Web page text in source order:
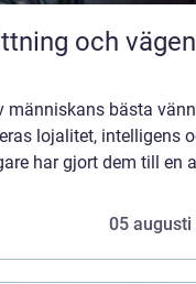
människans bästa
lojalitet, intelligens
har gjort dem till en
05 augusti